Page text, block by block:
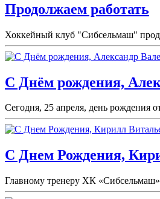
Продолжаем работать
Хоккейный клуб "Сибсельмаш"
С Днём рождения,
Сегодня, 25 апреля, день рождения
С Днем Рождения,
Главному тренеру ХК «Сибсельмаш»